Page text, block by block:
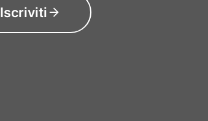
Iscriviti